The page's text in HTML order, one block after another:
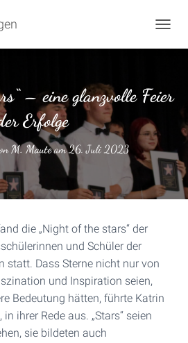
– eine glanzvolle Feier
Erfolge
M. Mauteam26. Juli 2023
die „Night of the stars“ der
und Schüler der
statt. Dass Sterne nicht nur von
und Inspiration seien,
Bedeutung hätten, führte Katrin
ihrer Rede aus. „Stars“ seien
sie bildeten auch